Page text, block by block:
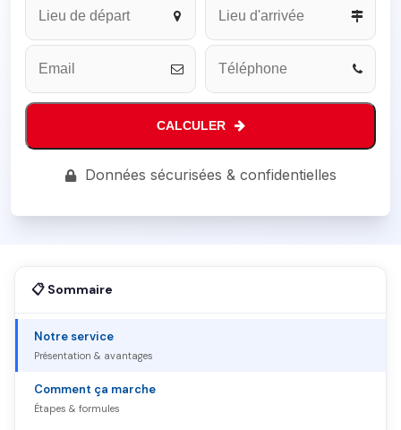
CALCULER
Données sécurisées & confidentielles
📋 Sommaire
Notre service
Présentation & avantages
Comment ça marche
Étapes & formules